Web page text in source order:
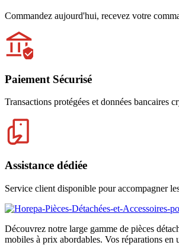
Commandez aujourd'hui, recevez votre
Paiement Sécurisé
Transactions protégées et données bancaires
Assistance dédiée
Service client disponible pour accompagner
Découvrez notre large gamme de pièces
mobiles à prix abordables. Vos réparations en